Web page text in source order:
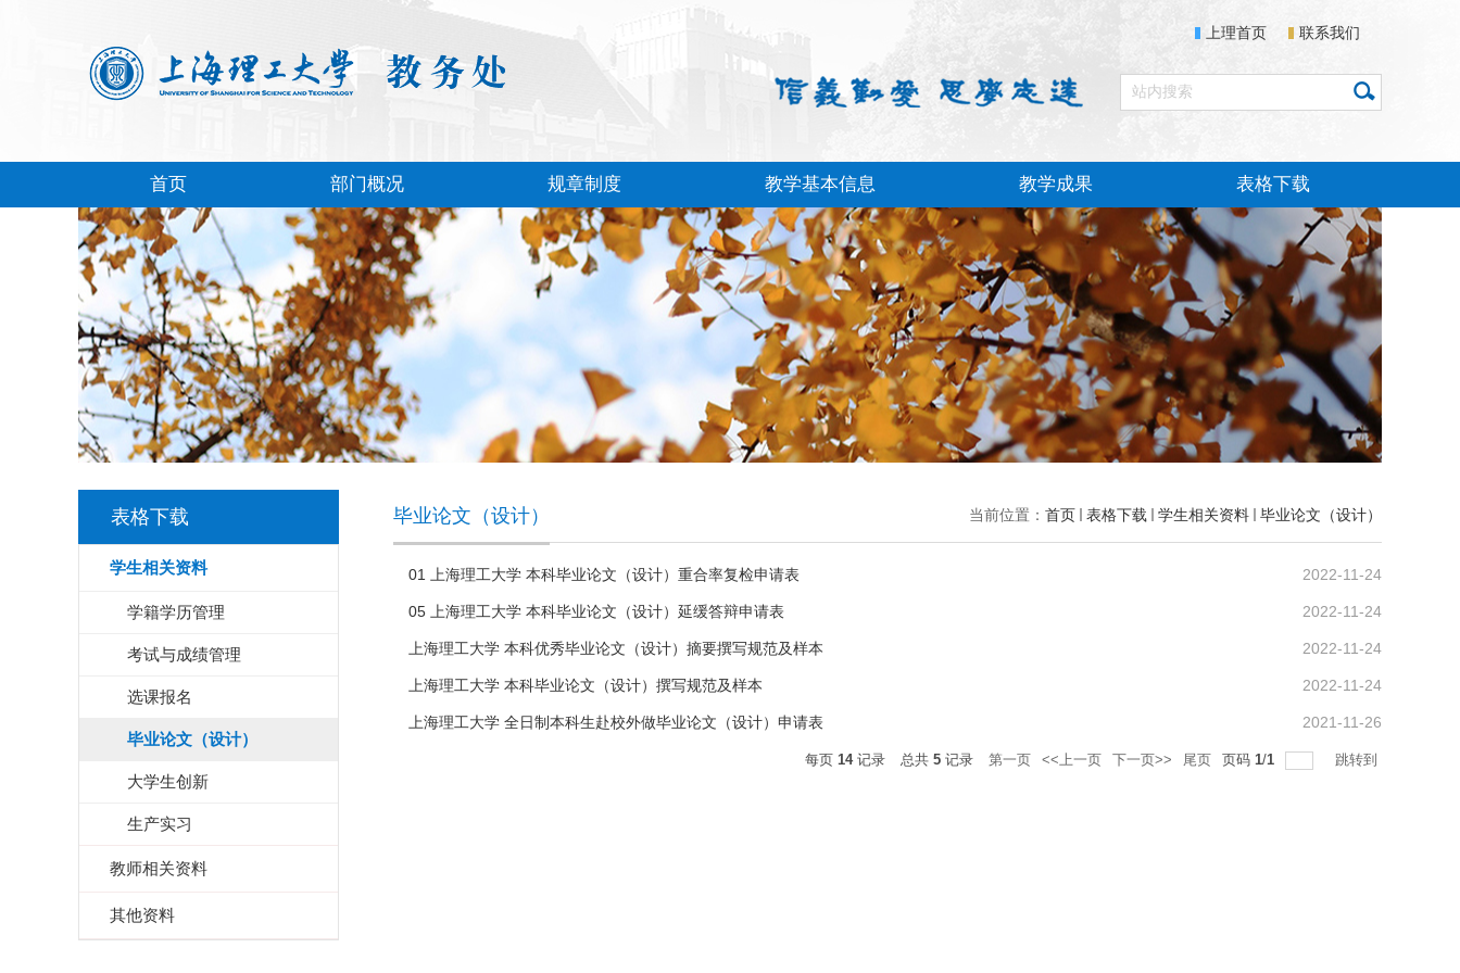
上理首页 联系我们
首页 部门概况 规章制度 教学基本信息 教学成果 表格下载
表格下载
学生相关资料
学籍学历管理
考试与成绩管理
选课报名
毕业论文（设计）
大学生创新
生产实习
教师相关资料
其他资料
当前位置： 首页 表格下载 学生相关资料 毕业论文（设计）
毕业论文（设计）
01 上海理工大学 本科⁪毕业论文（设计）重合率复检申请表 2022-11-24
05 上海理工大学 本科毕业论文（设计）延缓答辩申请表 2022-11-24
上海理工大学 本科优秀毕业论文（设计）摘要撰写规范及样本 2022-11-24
上海理工大学 本科毕业论文（设计）撰写规范及样本 2022-11-24
上海理工大学 全日制本科生赴校外做毕业论文（设计）申请表 2021-11-26
每页 14记录 总共 5 记录 第一页 <<上一页 下一页>> 尾页 页码 1/1 跳转到